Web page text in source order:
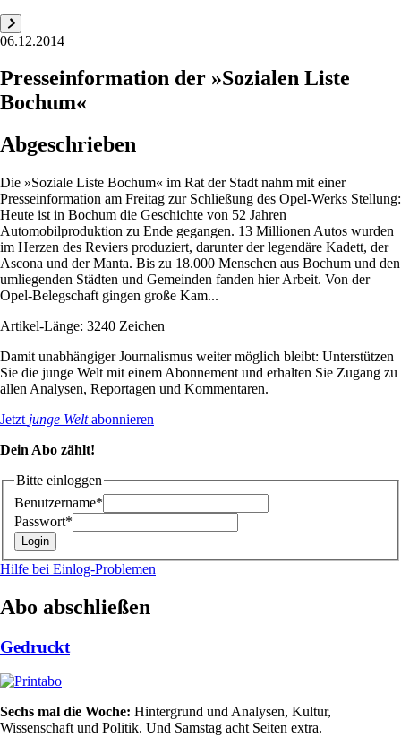
06.12.2014
Presseinformation der »Sozialen Liste
Bochum«
Abgeschrieben
Die »Soziale Liste Bochum« im Rat der Stadt nahm mit einer
Presseinformation am Freitag zur Schließung des Opel-Werks Stellung:
Heute ist in Bochum die Geschichte von 52 Jahren
Automobilproduktion zu Ende gegangen. 13 Millionen Autos wurden
im Herzen des Reviers produziert, darunter der legendäre Kadett, der
Ascona und der Manta. Bis zu 18.000 Menschen aus Bochum und den
umliegenden Städten und Gemeinden fanden hier Arbeit. Von der
Opel-Belegschaft gingen große Kam...
Artikel-Länge: 3240 Zeichen
Damit unabhängiger Journalismus weiter möglich bleibt: Unterstützen
Sie die junge Welt mit einem Abonnement und erhalten Sie Zugang zu
allen Analysen, Reportagen und Kommentaren.
Jetzt junge Weltabonnieren
Dein Abo zählt!
Bitte einloggen
Benutzername*
Passwort*
Hilfe bei Einlog-Problemen
Abo abschließen
Gedruckt
Sechs mal die Woche: Hintergrund und Analysen, Kultur,
Wissenschaft und Politik. Und Samstag acht Seiten extra.